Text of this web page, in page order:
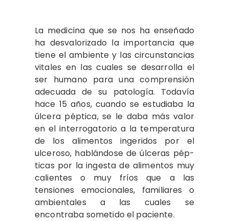
La medicina que se nos ha enseñado
ha desvalorizado la importancia que
tie­ne el ambiente y las circunstancias
vita­les en las cuales se desarrolla el
ser hu­mano para una comprensión
adecuada de su patología. Todavía
hace 15 años, cuando se estudiaba la
úlcera péptica, se le daba más valor
en el interrogatorio a la temperatura
de los alimentos ingeridos por el
ulceroso, hablándose de úlceras pép­
ticas por la ingesta de alimentos muy
ca­lientes o muy fríos que a las
tensiones emocionales, familiares o
ambientales a las cuales se
encontraba sometido el pa­ciente.